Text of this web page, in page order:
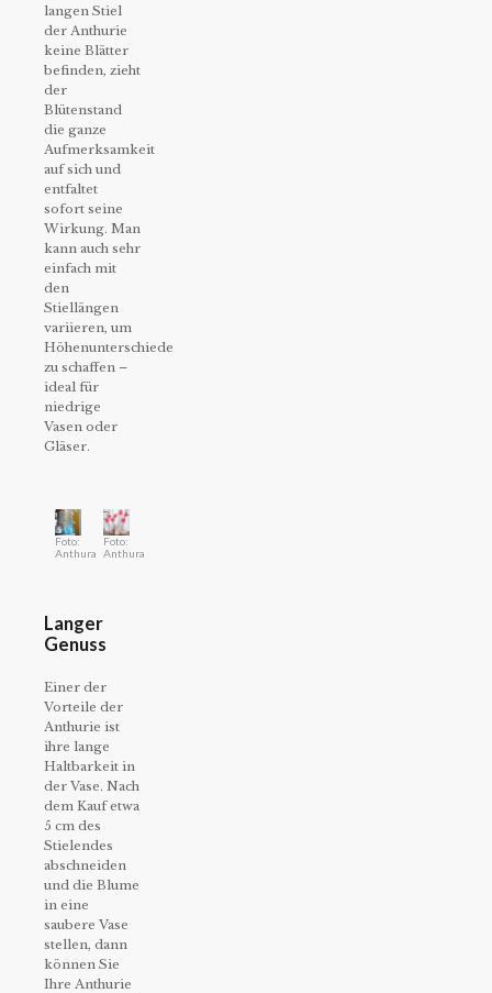
langen Stiel
der Anthurie
keine Blätter
befinden, zieht
der
Blütenstand
die ganze
Aufmerksamkeit
auf sich und
entfaltet
sofort seine
Wirkung. Man
kann auch sehr
einfach mit
den
Stiellängen
variieren, um
Höhenunterschiede
zu schaffen –
ideal für
niedrige
Vasen oder
Gläser.
Foto:
Anthura
Foto:
Anthura
Langer
Genuss
Einer der
Vorteile der
Anthurie ist
ihre lange
Haltbarkeit in
der Vase. Nach
dem Kauf etwa
5 cm des
Stielendes
abschneiden
und die Blume
in eine
saubere Vase
stellen, dann
können Sie
Ihre Anthurie